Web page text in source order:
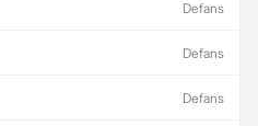
Defans
Defans
Defans